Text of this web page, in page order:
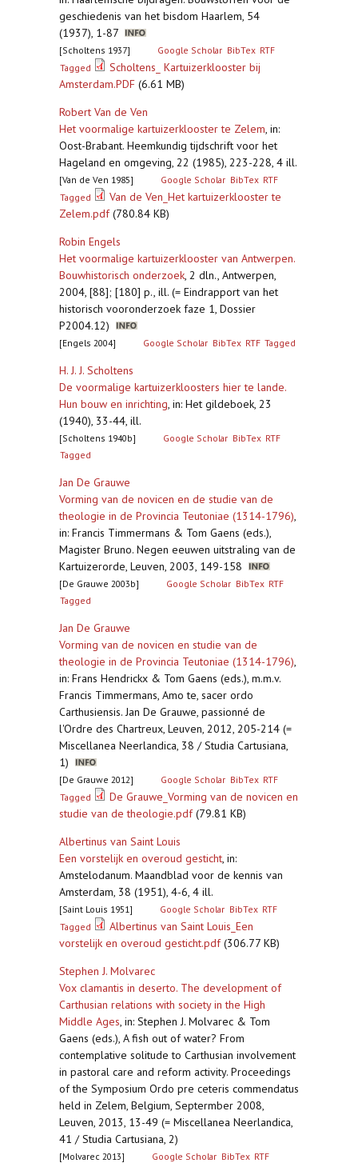
geschiedenis van het bisdom Haarlem, 54
(1937), 1-87
[Scholtens 1937] Google Scholar BibTex RTF
Tagged
Scholtens_ Kartuizerklooster bij
Amsterdam.PDF (6.61 MB)
Robert Van de Ven
Het voormalige kartuizerklooster te Zelem, in:
Oost-Brabant. Heemkundig tijdschrift voor het
Hageland en omgeving, 22 (1985), 223-228, 4 ill.
[Van de Ven 1985] Google Scholar BibTex RTF
Tagged
Van de Ven_Het kartuizerklooster te
Zelem.pdf(780.84 KB)
Robin Engels
Het voormalige kartuizerklooster van Antwerpen.
Bouwhistorisch onderzoek, 2 dln., Antwerpen,
2004, [88]; [180] p., ill. (= Eindrapport van het
historisch vooronderzoek faze 1, Dossier
P2004.12)
[Engels 2004] Google Scholar BibTex RTF Tagged
H. J. J. Scholtens
De voormalige kartuizerkloosters hier te lande.
Hun bouw en inrichting, in: Het gildeboek, 23
(1940), 33-44, ill.
[Scholtens 1940b] Google Scholar BibTex RTF
Tagged
Jan De Grauwe
Vorming van de novicen en de studie van de
theologie in de Provincia Teutoniae (1314-1796),
in: Francis Timmermans & Tom Gaens (eds.),
Magister Bruno. Negen eeuwen uitstraling van de
Kartuizerorde, Leuven, 2003, 149-158
[De Grauwe 2003b] Google Scholar BibTex RTF
Tagged
Jan De Grauwe
Vorming van de novicen en studie van de
theologie in de Provincia Teutoniae (1314-1796),
in: Frans Hendrickx & Tom Gaens (eds.), m.m.v.
Francis Timmermans, Amo te, sacer ordo
Carthusiensis. Jan De Grauwe, passionné de
l'Ordre des Chartreux, Leuven, 2012, 205-214 (=
Miscellanea Neerlandica, 38 / Studia Cartusiana,
1)
[De Grauwe 2012] Google Scholar BibTex RTF
Tagged
De Grauwe_Vorming van de novicen en
studie van de theologie.pdf(79.81 KB)
Albertinus van Saint Louis
Een vorstelijk en overoud gesticht, in:
Amstelodanum. Maandblad voor de kennis van
Amsterdam, 38 (1951), 4-6, 4 ill.
[Saint Louis 1951] Google Scholar BibTex RTF
Tagged
Albertinus van Saint Louis_Een
vorstelijk en overoud gesticht.pdf(306.77 KB)
Stephen J. Molvarec
Vox clamantis in deserto. The development of
Carthusian relations with society in the High
Middle Ages, in: Stephen J. Molvarec & Tom
Gaens (eds.), A fish out of water? From
contemplative solitude to Carthusian involvement
in pastoral care and reform activity. Proceedings
of the Symposium Ordo pre ceteris commendatus
held in Zelem, Belgium, Septermber 2008,
Leuven, 2013, 13-49 (= Miscellanea Neerlandica,
41 / Studia Cartusiana, 2)
[Molvarec 2013] Google Scholar BibTex RTF